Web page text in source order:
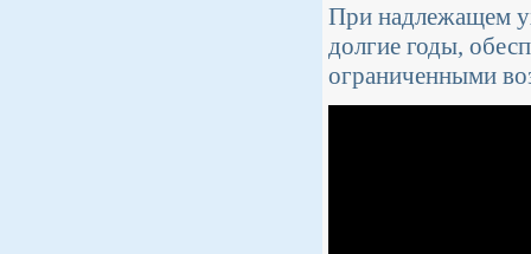
При надлежащем
долгие годы,
ограниченными